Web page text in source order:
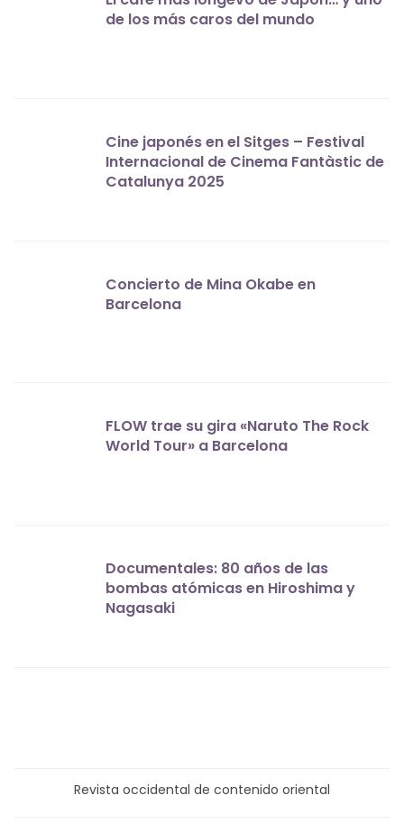
de los más caros del mundo
Cine japonés en el Sitges – Festival
Internacional de Cinema Fantàstic de
Catalunya 2025
Concierto de Mina Okabe en
Barcelona
FLOW trae su gira «Naruto The Rock
World Tour» a Barcelona
Documentales: 80 años de las
bombas atómicas en Hiroshima y
Nagasaki
Revista occidental de contenido oriental